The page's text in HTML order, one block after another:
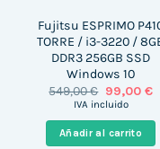
Fujitsu ESPRIMO
TORRE / i3-3220 /
DDR3 256GB SSD
Windows 10
549,00€ El
precio
era:
549,00 €.
99,00 €El
es:
IVA incluido
Añadir al carrito